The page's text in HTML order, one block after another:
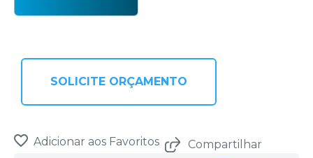
SOLICITE ORÇAMENTO
Adicionar aos Favoritos
Compartilhar